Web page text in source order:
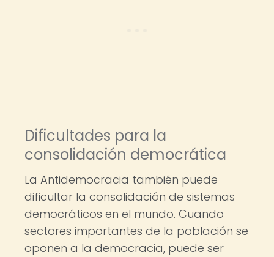
Dificultades para la
consolidación democrática
La Antidemocracia también puede
dificultar la consolidación de sistemas
democráticos en el mundo. Cuando
sectores importantes de la población se
oponen a la democracia, puede ser